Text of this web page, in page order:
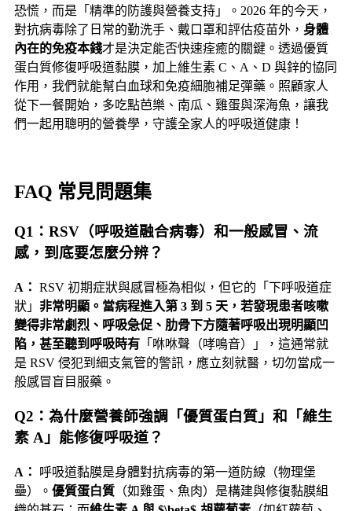
恐慌，而是「精準的防護與營養支持」。2026 年的今天，
對抗病毒除了日常的勤洗手、戴口罩和評估疫苗外， 身體
內在的免疫本錢才是決定能否快速痊癒的關鍵。透過優質
蛋白質修復呼吸道黏膜，加上維生素 C、A、D 與鋅的協同
作用，我們就能幫白血球和免疫細胞補足彈藥。照顧家人
從下一餐開始，多吃點芭樂、南瓜、雞蛋與深海魚，讓我
們一起用聰明的營養學，守護全家人的呼吸道健康！
FAQ 常見問題集
Q1：RSV（呼吸道融合病毒）和一般感冒、流
感，到底要怎麼分辨？
A： RSV 初期症狀與感冒極為相似，但它的「下呼吸道症
狀」 非常明顯。當病程進入第 3 到 5 天，若發現患者咳嗽
變得非常劇烈、呼吸急促、肋骨下方隨著呼吸出現明顯凹
陷，甚至聽到呼吸時有 「咻咻聲（哮鳴音）」，這通常就
是 RSV 侵犯到細支氣管的警訊，應立刻就醫，切勿當成一
般感冒盲目服藥。
Q2：為什麼營養師強調「優質蛋白質」和「維生
素 A」能修復呼吸道？
A：
呼吸道黏膜是身體對抗病毒的第一道防線（物理堡
壘）。 優質蛋白質 （如雞蛋、魚肉）是構建與修復黏膜組